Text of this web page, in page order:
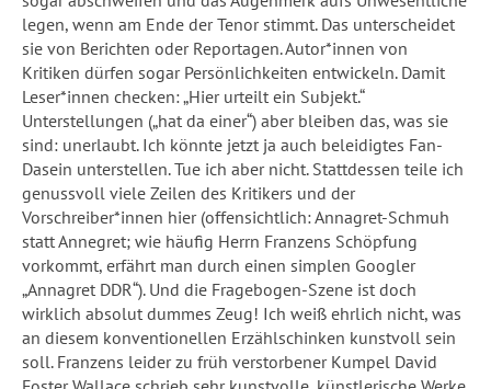
legen, wenn am Ende der Tenor stimmt. Das unterscheidet
sie von Berichten oder Reportagen. Autor*innen von
Kritiken dürfen sogar Persönlichkeiten entwickeln. Damit
Leser*innen checken: „Hier urteilt ein Subjekt.“
Unterstellungen („hat da einer“) aber bleiben das, was sie
sind: unerlaubt. Ich könnte jetzt ja auch beleidigtes Fan-
Dasein unterstellen. Tue ich aber nicht. Stattdessen teile ich
genussvoll viele Zeilen des Kritikers und der
Vorschreiber*innen hier (offensichtlich: Annagret-Schmuh
statt Annegret; wie häufig Herrn Franzens Schöpfung
vorkommt, erfährt man durch einen simplen Googler
„Annagret DDR“). Und die Fragebogen-Szene ist doch
wirklich absolut dummes Zeug! Ich weiß ehrlich nicht, was
an diesem konventionellen Erzählschinken kunstvoll sein
soll. Franzens leider zu früh verstorbener Kumpel David